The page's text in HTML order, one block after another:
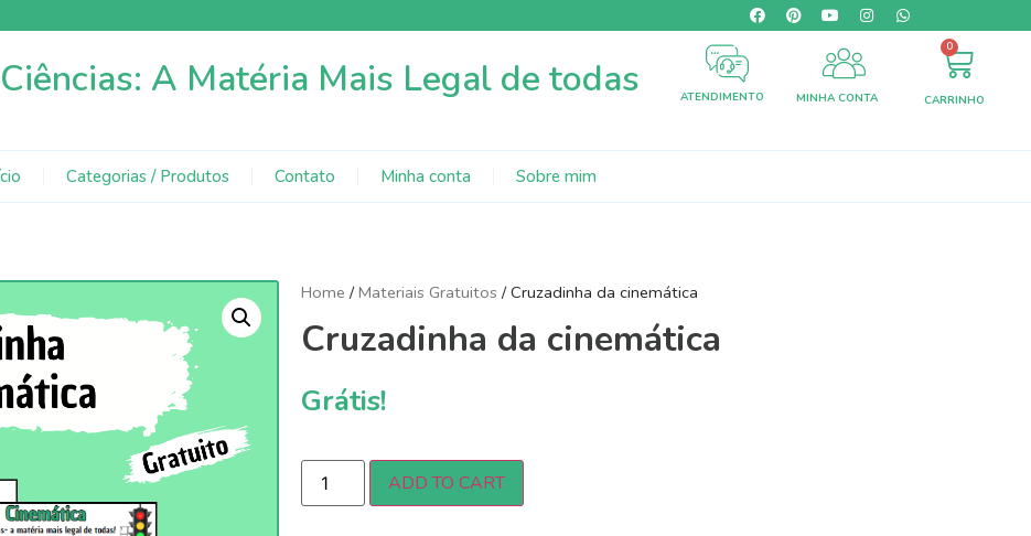
Ciências: A Matéria Mais Legal de todas ATENDIMENTO MINHA CONTA
0
CARRINHO
Categorias / Produtos Contato Minha conta Sobre mim
Home /Materiais Gratuitos / Cruzadinha da cinemática
Cruzadinha da cinemática
Grátis!
ADD TO CART